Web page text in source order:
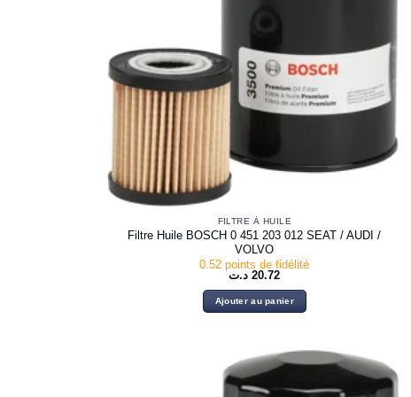
FILTRE À HUILE
Filtre Huile BOSCH 0 451 203 012 SEAT / AUDI /
VOLVO
0.52 points de fidélité
20.72 د.ت
Ajouter au panier